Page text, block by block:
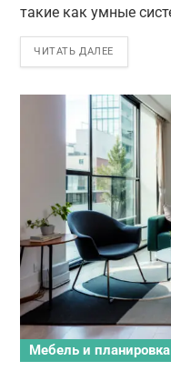
такие как умные
ЧИТАТЬ ДАЛЕЕ
Мебель и планировка